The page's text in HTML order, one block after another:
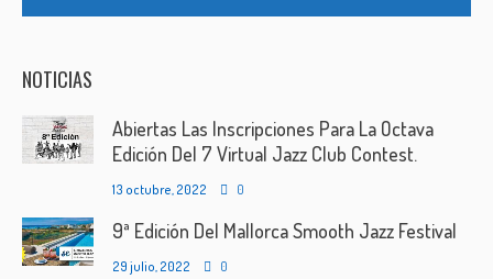
NOTICIAS
Abiertas Las Inscripciones Para La Octava
Edición Del 7 Virtual Jazz Club Contest.
13 octubre, 2022 0
9ª Edición Del Mallorca Smooth Jazz Festival
29 julio, 2022 0